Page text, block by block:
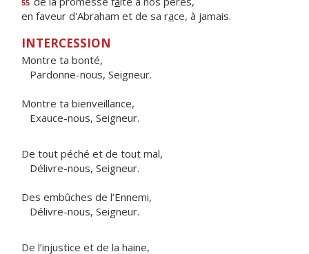
55
en faveur d'Abraham et de sa race, à jamais.
INTERCESSION
Montre ta bonté,
Pardonne-nous, Seigneur.
Montre ta bienveillance,
Exauce-nous, Seigneur.
De tout péché et de tout mal,
Délivre-nous, Seigneur.
Des embûches de l’Ennemi,
Délivre-nous, Seigneur.
De l’injustice et de la haine,